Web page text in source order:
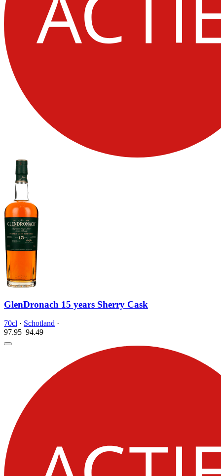
GlenDronach 15 years Sherry Cask
70cl · Schotland ·
97.95 94.49